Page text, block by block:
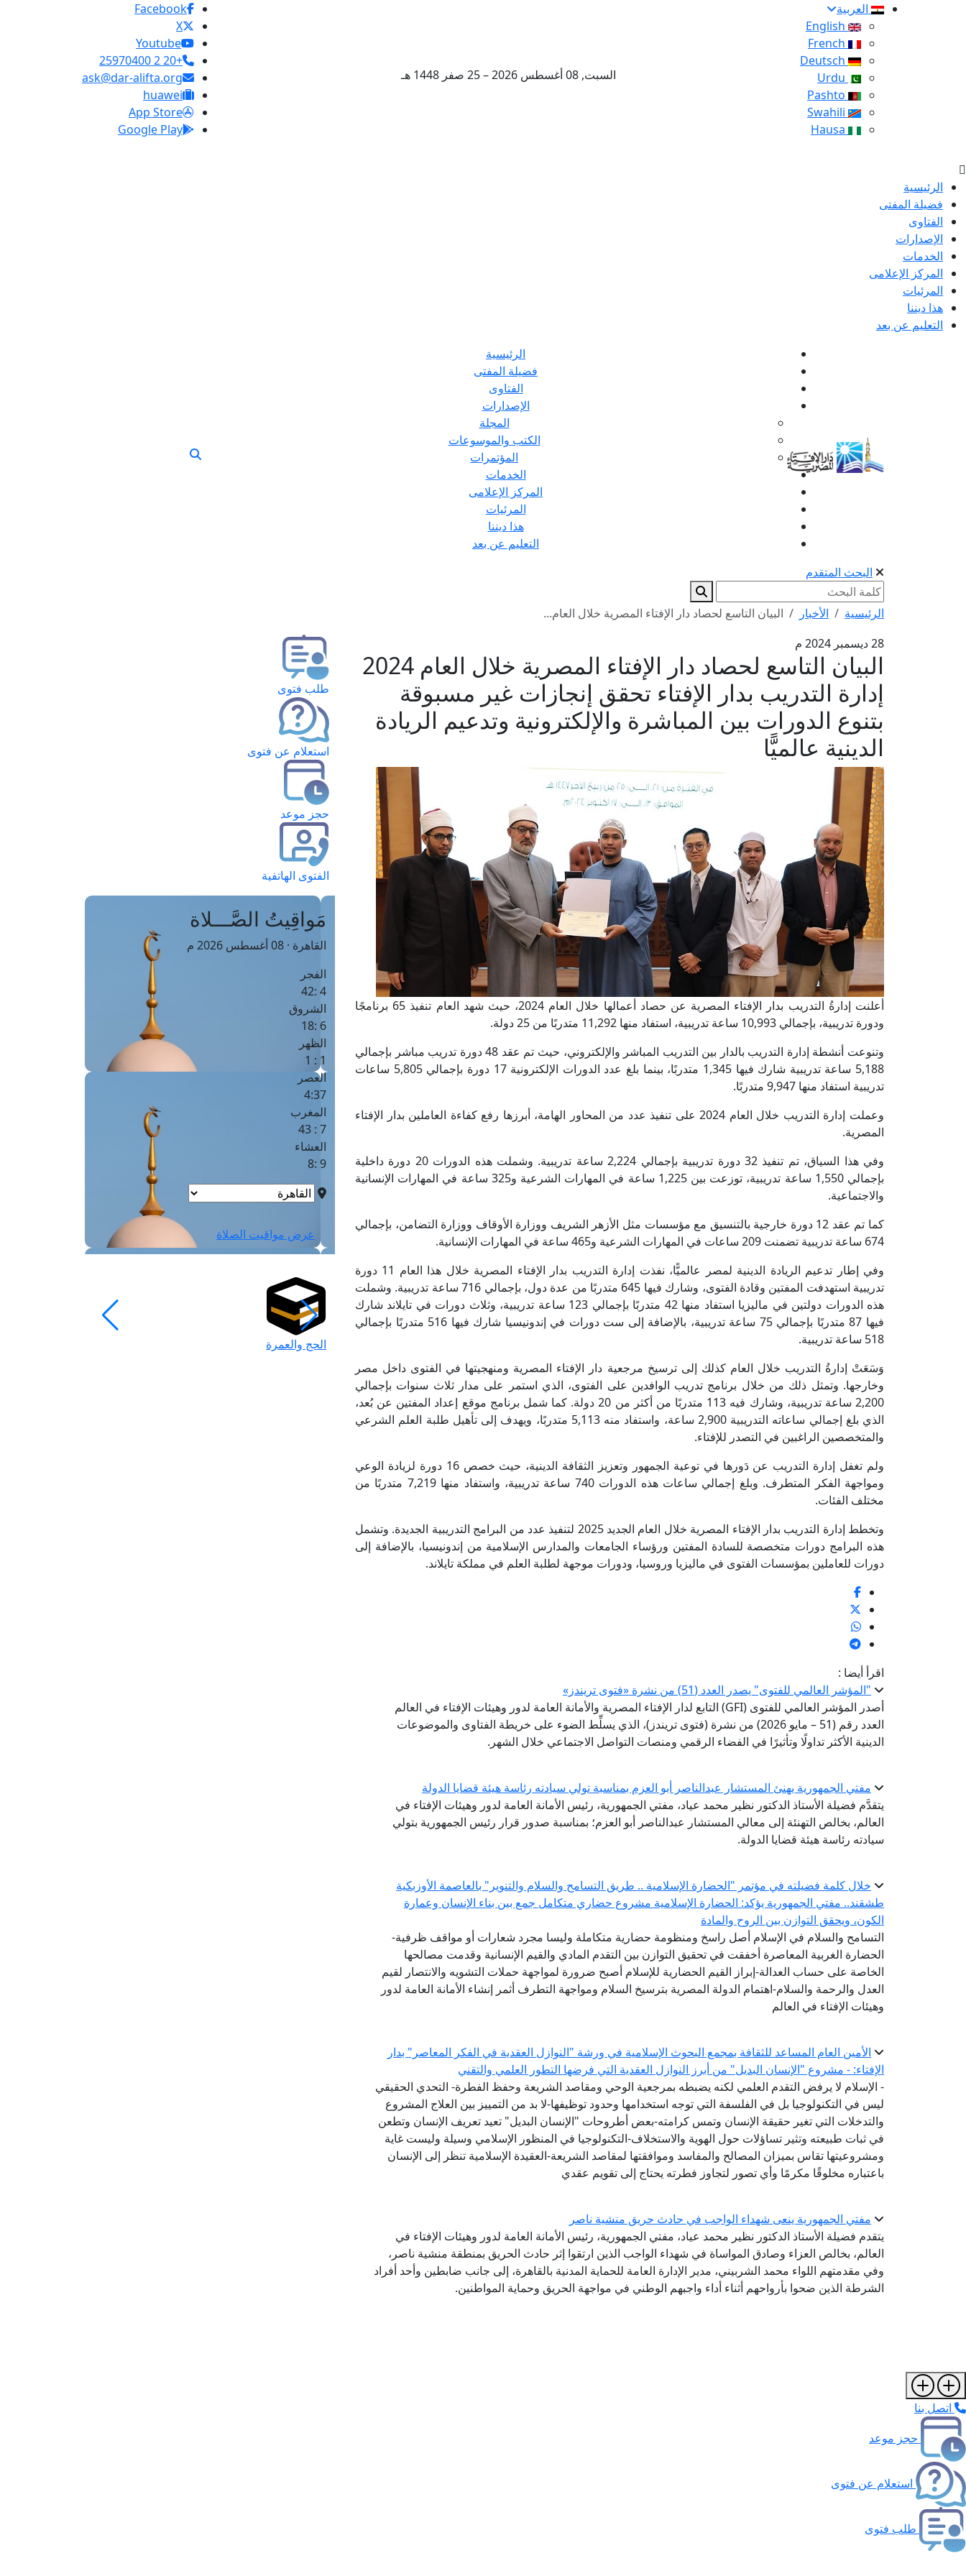
العربية
السبت, 08 أغسطس 2026 – 25 صفر 1448 هـ
Facebook
X
Youtube
+20 2 25970400
ask@dar-alifta.org
huawei
App Store
Google Play
الرئيسية
فضيلة المفتى
الفتاوى
الإصدارات
الخدمات
المركز الإعلامى
المرئيات
هذا ديننا
التعليم عن بعد
الرئيسية
فضيلة المفتى
الفتاوى
الإصدارات
المجلة
الكتب والموسوعات
المؤتمرات
الخدمات
المركز الإعلامى
المرئيات
هذا ديننا
التعليم عن بعد
البحث المتقدم
الرئيسية الأخبار
البيان التاسع لحصاد دار الإفتاء المصرية خلال العام...
28 ديسمبر 2024 م
البيان التاسع لحصاد دار الإفتاء المصرية خلال العام 2024
إدارة التدريب بدار الإفتاء تحقق إنجازات غير مسبوقة
بتنوع الدورات بين المباشرة والإلكترونية وتدعيم الريادة
الدينية عالميًّا
أعلنت إدارةُ التدريب بدار الإفتاء المصرية عن حصاد أعمالها خلال العام 2024، حيث شهد العام تنفيذ 65 برنامجًا
ودورة تدريبية، بإجمالي 10,993 ساعة تدريبية، استفاد منها 11,292 متدربًا من 25 دولة.
وتنوعت أنشطة إدارة التدريب بالدار بين التدريب المباشر والإلكتروني، حيث تم عقد 48 دورة تدريب مباشر بإجمالي
5,188 ساعة تدريبية شارك فيها 1,345 متدربًا، بينما بلغ عدد الدورات الإلكترونية 17 دورة بإجمالي 5,805 ساعات
تدريبية استفاد منها 9,947 متدربًا.
وعملت إدارة التدريب خلال العام 2024 على تنفيذ عدد من المحاور الهامة، أبرزها رفع كفاءة العاملين بدار الإفتاء
المصرية.
وفي هذا السياق، تم تنفيذ 32 دورة تدريبية بإجمالي 2,224 ساعة تدريبية. وشملت هذه الدورات 20 دورة داخلية
بإجمالي 1,550 ساعة تدريبية، توزعت بين 1,225 ساعة في المهارات الشرعية و325 ساعة في المهارات الإنسانية
والاجتماعية.
كما تم عقد 12 دورة خارجية بالتنسيق مع مؤسسات مثل الأزهر الشريف ووزارة الأوقاف ووزارة التضامن، بإجمالي
674 ساعة تدريبية تضمنت 209 ساعات في المهارات الشرعية و465 ساعة في المهارات الإنسانية.
وفي إطار تدعيم الريادة الدينية لمصر عالميًّا، نفذت إدارة التدريب بدار الإفتاء المصرية خلال هذا العام 11 دورة
تدريبية استهدفت المفتين وقادة الفتوى، وشارك فيها 645 متدربًا من عدة دول، بإجمالي 716 ساعة تدريبية. وشملت
هذه الدورات دولتين في ماليزيا استفاد منها 42 متدربًا بإجمالي 123 ساعة تدريبية، وثلاث دورات في تايلاند شارك
فيها 87 متدربًا بإجمالي 75 ساعة تدريبية، بالإضافة إلى ست دورات في إندونيسيا شارك فيها 516 متدربًا بإجمالي
518 ساعة تدريبية.
وَسَعَتْ إدارةُ التدريب خلال العام كذلك إلى ترسيخ مرجعية دار الإفتاء المصرية ومنهجيتها في الفتوى داخل مصر
وخارجها. وتمثل ذلك من خلال برنامج تدريب الوافدين على الفتوى، الذي استمر على مدار ثلاث سنوات بإجمالي
2,200 ساعة تدريبية، وشارك فيه 113 متدربًا من أكثر من 20 دولة. كما شمل برنامج موقع إعداد المفتين عن بُعد،
الذي بلغ إجمالي ساعاته التدريبية 2,900 ساعة، واستفاد منه 5,113 متدربًا، ويهدف إلى تأهيل طلبة العلم الشرعي
والمتخصصين الراغبين في التصدر للإفتاء.
ولم تغفل إدارة التدريب عن دَورها في توعية الجمهور وتعزيز الثقافة الدينية، حيث خصص 16 دورة لزيادة الوعي
ومواجهة الفكر المتطرف. وبلغ إجمالي ساعات هذه الدورات 740 ساعة تدريبية، واستفاد منها 7,219 متدربًا من
مختلف الفئات.
وتخطط إدارة التدريب بدار الإفتاء المصرية خلال العام الجديد 2025 لتنفيذ عدد من البرامج التدريبية الجديدة. وتشمل
هذه البرامج دورات متخصصة للسادة المفتين ورؤساء الجامعات والمدارس الإسلامية من إندونيسيا، بالإضافة إلى
دورات للعاملين بمؤسسات الفتوى في ماليزيا وروسيا، ودورات موجهة لطلبة العلم في مملكة تايلاند.
اقرأ أيضا :
"المؤشر العالمي للفتوى" يصدر العدد (51) من نشرة «فتوى تريندز»
أصدر المؤشر العالمي للفتوى (GFI) التابع لدار الإفتاء المصرية والأمانة العامة لدور وهيئات الإفتاء في العالم
العدد رقم (51 – مايو 2026) من نشرة (فتوى تريندز)، الذي يسلِّط الضوء على خريطة الفتاوى والموضوعات
الدينية الأكثر تداولًا وتأثيرًا في الفضاء الرقمي ومنصات التواصل الاجتماعي خلال الشهر.
مفتي الجمهورية يهنئ المستشار عبدالناصر أبو العزم بمناسبة تولي سيادته رئاسة هيئة قضايا الدولة
يتقدَّم فضيلة الأستاذ الدكتور نظير محمد عياد، مفتي الجمهورية، رئيس الأمانة العامة لدور وهيئات الإفتاء في
العالم، بخالص التهنئة إلى معالي المستشار عبدالناصر أبو العزم؛ بمناسبة صدور قرار رئيس الجمهورية بتولي
سيادته رئاسة هيئة قضايا الدولة.
خلال كلمة فضيلته في مؤتمر "الحضارة الإسلامية .. طريق التسامح والسلام والتنوير" بالعاصمة الأوزبكية
طشقند.. مفتي الجمهورية يؤكد: الحضارة الإسلامية مشروع حضاري متكامل جمع بين بناء الإنسان وعمارة
الكون، ويحقق التوازن بين الروح والمادة
التسامح والسلام في الإسلام أصل راسخ ومنظومة حضارية متكاملة وليسا مجرد شعارات أو مواقف ظرفية-
الحضارة الغربية المعاصرة أخفقت في تحقيق التوازن بين التقدم المادي والقيم الإنسانية وقدمت مصالحها
الخاصة على حساب العدالة-إبراز القيم الحضارية للإسلام أصبح ضرورة لمواجهة حملات التشويه والانتصار لقيم
العدل والرحمة والسلام-اهتمام الدولة المصرية بترسيخ السلام ومواجهة التطرف أثمر إنشاء الأمانة العامة لدور
وهيئات الإفتاء في العالم
الأمين العام المساعد للثقافة بمجمع البحوث الإسلامية في ورشة "النوازل العقدية في الفكر المعاصر" بدار
الإفتاء: - مشروع "الإنسان البديل" من أبرز النوازل العقدية التي فرضها التطور العلمي والتقني
- الإسلام لا يرفض التقدم العلمي لكنه يضبطه بمرجعية الوحي ومقاصد الشريعة وحفظ الفطرة- التحدي الحقيقي
ليس في التكنولوجيا بل في الفلسفة التي توجه استخدامها وحدود توظيفها-لا بد من التمييز بين العلاج المشروع
والتدخلات التي تغير حقيقة الإنسان وتمس كرامته-بعض أطروحات "الإنسان البديل" تعيد تعريف الإنسان وتطعن
في ثبات طبيعته وتثير تساؤلات حول الهوية والاستخلاف-التكنولوجيا في المنظور الإسلامي وسيلة وليست غاية
ومشروعيتها تقاس بميزان المصالح والمفاسد وموافقتها لمقاصد الشريعة-العقيدة الإسلامية تنظر إلى الإنسان
باعتباره مخلوقًا مكرمًا وأي تصور لتجاوز فطرته يحتاج إلى تقويم عقدي
مفتي الجمهورية ينعى شهداء الواجب في حادث حريق منشية ناصر
يتقدم فضيلة الأستاذ الدكتور نظير محمد عياد، مفتي الجمهورية، رئيس الأمانة العامة لدور وهيئات الإفتاء في
العالم، بخالص العزاء وصادق المواساة في شهداء الواجب الذين ارتقوا إثر حادث الحريق بمنطقة منشية ناصر،
وفي مقدمتهم اللواء محمد الشربيني، مدير الإدارة العامة للحماية المدنية بالقاهرة، إلى جانب ضابطين وأحد أفراد
الشرطة الذين ضحوا بأرواحهم أثناء أداء واجبهم الوطني في مواجهة الحريق وحماية المواطنين.
طلب فتوى
استعلام عن فتوى
حجز موعد
الفتوى الهاتفية
مَواقِيتُ الصَّـــلاة
القاهرة · 08 أغسطس 2026 م
الفجر
4 :42
الشروق
6 :18
الظهر
1 : 1
العصر
4:37
المغرب
7 : 43
العشاء
9 :8
عرض مواقيت الصلاة
الحج والعمرة
اتصل بنا
حجز موعد
استعلام عن فتوى
طلب فتوى